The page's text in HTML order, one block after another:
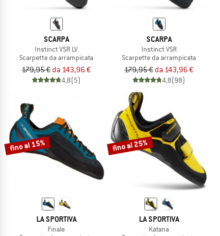
SCARPA
Instinct VSR LV
Scarpette da arrampicata
179,95 € da 143,96 €
4,8(5)
SCARPA
Instinct VSR
Scarpette da arrampicata
179,95 € da 143,96 €
4,8(98)
fino al 15%
LA SPORTIVA
Finale
fino al 25%
LA SPORTIVA
Katana